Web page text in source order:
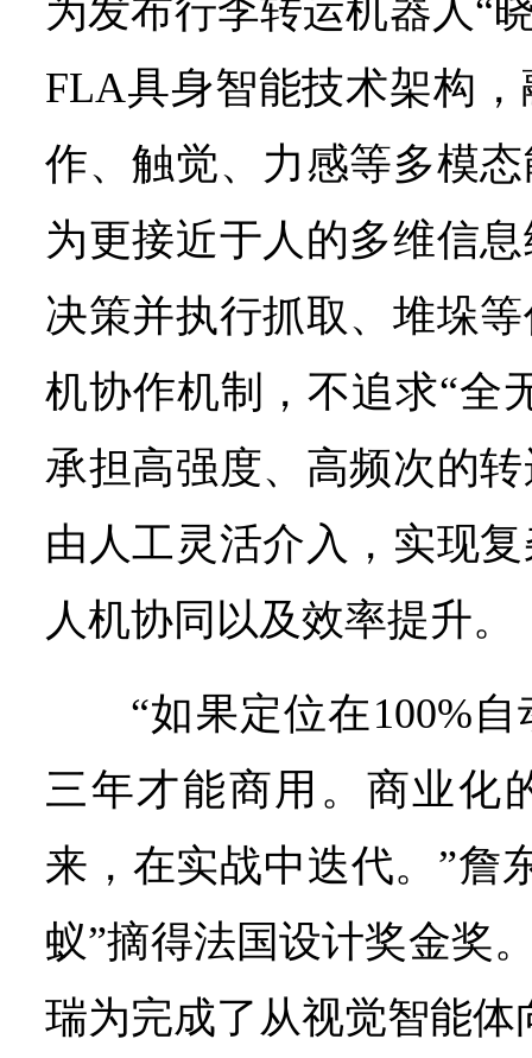
为发布行李转运机器人“
FLA具身智能技术架构
作、触觉、力感等多模
为更接近于人的多维信
决策并执行抓取、堆垛
机协作机制，不追求“
承担高强度、高频次的
由人工灵活介入，实现
人机协同以及效率提升。
“如果定位在100%
三年才能商用。商业化
来，在实战中迭代。”詹
蚁”摘得法国设计奖金奖
瑞为完成了从视觉智能